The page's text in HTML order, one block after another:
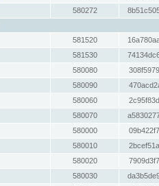
580272
581520
581530
580080
580090
580060
580070
580000
580010
580020
580030